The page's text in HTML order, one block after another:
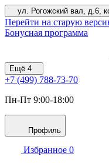
ул. Рогожский вал, д.6,
Перейти на старую
Бонусная программа
Ещё 4
+7 (499) 788-73-70
Пн-Пт 9:00-18:00
Профиль
Избранное 0